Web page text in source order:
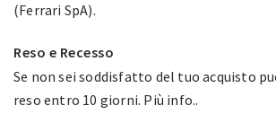
(Ferrari SpA).
Reso e Recesso
Se non sei soddisfatto del tuo acquisto
reso entro 10 giorni. Più info..